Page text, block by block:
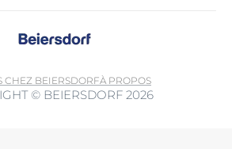
CHEZ BEIERSDORFÀ PROPOS
© BEIERSDORF 2026